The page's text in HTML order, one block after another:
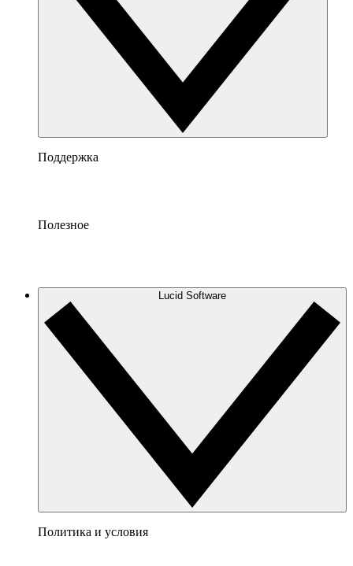
Поддержка
Полезное
Lucid Software
Политика и условия